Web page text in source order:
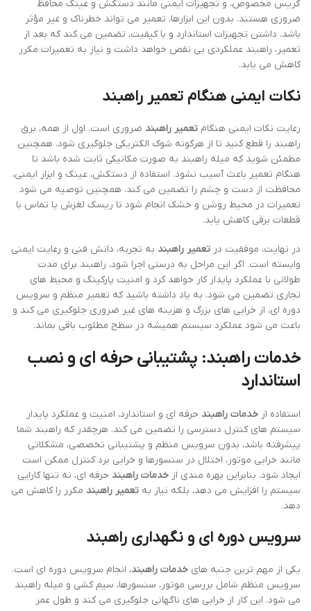
تعمیر راهبند لایف
-1%
نصب راهبند بتا 400
770,000,000
765,000,000 ﷼
-4%
نصب راهبند دژ 400
550,000,000
530,000,000﷼
راهبند ترافیکی فروشگاهی
590,000,000
530,000,000﷼
تعمیر راهبند: راهنمای جامع برای رفع